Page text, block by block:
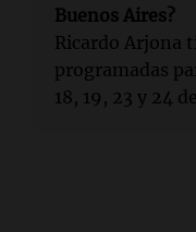
Buenos Aires?
Ricardo Arjona
programadas
18, 19, 23 y 24